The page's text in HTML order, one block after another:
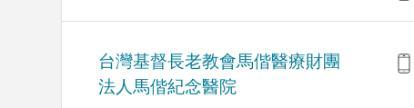
台灣基督長老教會馬偕醫療財團
法人馬偕紀念醫院